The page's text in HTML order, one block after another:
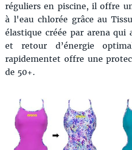
réguliers en piscine, il offre
à l'eau chlorée grâce au
élastique créée par arena qui
et retour d’énergie
rapidementet offre une
de 50+.